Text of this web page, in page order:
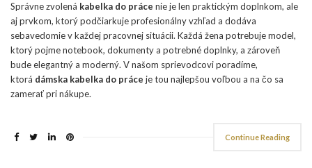
Správne zvolená kabelka do práce nie je len praktickým doplnkom, ale
aj prvkom, ktorý podčiarkuje profesionálny vzhľad a dodáva
sebavedomie v každej pracovnej situácii. Každá žena potrebuje model,
ktorý pojme notebook, dokumenty a potrebné doplnky, a zároveň
bude elegantný a moderný. V našom sprievodcovi poradíme,
ktorá dámska kabelka do práce je tou najlepšou voľbou a na čo sa
zamerať pri nákupe.
Continue Reading